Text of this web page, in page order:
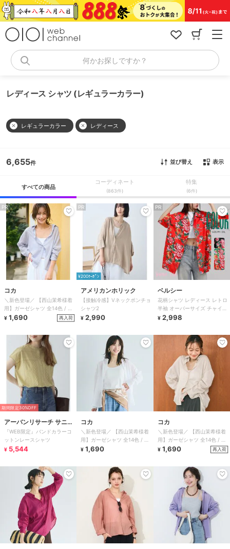
コ
ン
何かお探しですか？
レディース シャツ (レギュラーカラー)
レギュラーカラー レディース
6,655 並び替え 表示
すべての商品
コーディネート
(863件)
特集
(6件)
PR
コカ
＼新色登場／ 【西山茉希様着
用】ガーゼシャツ 全14色 / 冷
房対策
¥ 1,690 再入荷
PR
¥200ｸｰﾎﾟﾝ
アメリカンホリック
【接触冷感】Vネックポンチョ
シャツ2
¥ 2,990
PR
ベルシー
花柄シャツ レディース レトロ
半袖 オーバーサイズ チャイナ
3色 M-3XL
¥ 2,998
期間限定30%OFF
アーバンリサーチ サニー
レーベル
『WEB限定』バンドカラーコ
ットンレースシャツ
¥ 5,544
コカ
＼新色登場／ 【西山茉希様着
用】ガーゼシャツ 全14色 / 冷
房対策
¥ 1,690
コカ
＼新色登場／ 【西山茉希様着
用】ガーゼシャツ 全14色 / 冷
房対策
¥ 1,690 再入荷